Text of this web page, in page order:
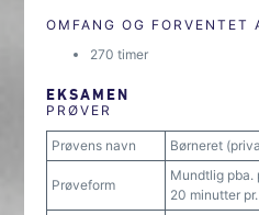
OMFANG OG FORVENTET
270 timer
EKSAMEN
PRØVER
Prøvens navn Børneret
Prøveform
Mundtlig pba.
20 minutter